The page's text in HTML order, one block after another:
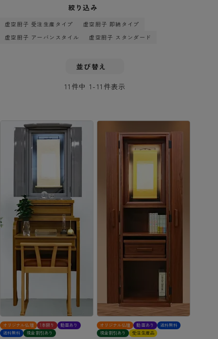
絞り込み
虚空厨子 受注生産タイプ
虚空厨子 即納タイプ
虚空厨子 アーバンスタイル
虚空厨子 スタンダード
並び替え
11 件中 1 - 11 件表示
オリジナル仏壇 1本限り
動画あり
送料無料
現金割引あり
オリジナル仏壇 動画あり
送料無料
現金割引あり
受注生産品